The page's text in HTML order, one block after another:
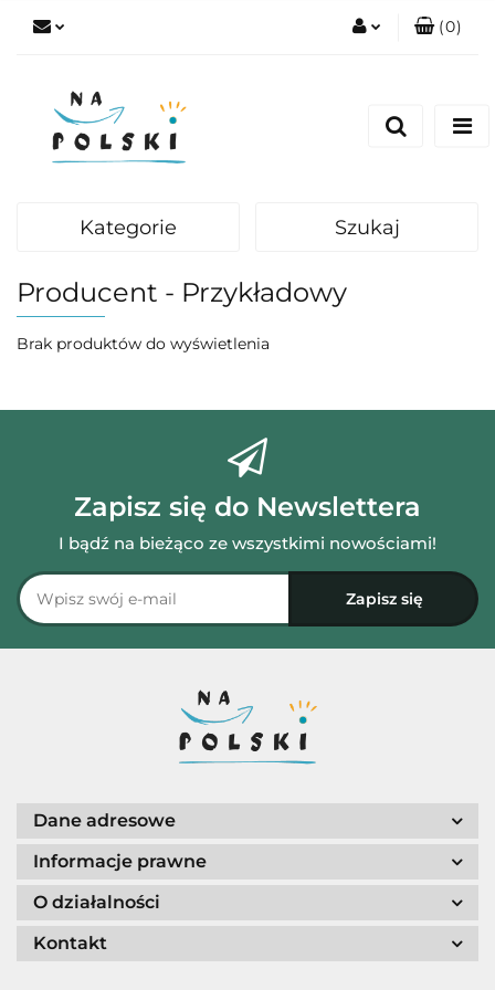
(0)
Kategorie Szukaj
Producent - Przykładowy
Brak produktów do wyświetlenia
Zapisz się do Newslettera
I bądź na bieżąco ze wszystkimi nowościami!
Dane adresowe
Informacje prawne
O działalności
Kontakt